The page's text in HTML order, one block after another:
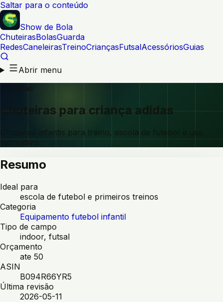
Saltar para o conteúdo
Show de Bola
ChuteirasBolasGuarda
RedesCaneleirasTreinoCriançasFutsalAcessóriosGuias
Abrir menu
Criancas
Chuteiras para criança adidas
Chuteiras infantis para treino, escola de futebol e uso
recreativo.
Resumo
Ideal para
escola de futebol e primeiros treinos
Categoria
Equipamento futebol infantil
Tipo de campo
indoor, futsal
Orçamento
ate 50
ASIN
B094R66YR5
Última revisão
2026-05-11